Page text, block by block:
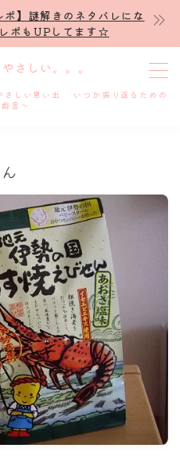
ポ】謎解きのネタバレにな
ポもUPしてます☆
さしい。。。
さしい思い出 いつか振り返るための
言～